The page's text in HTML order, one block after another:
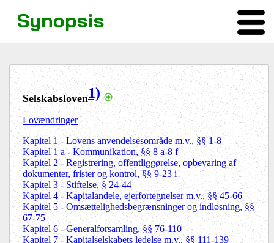
Selskabsloven1)
Lovændringer
Kapitel 1 - Lovens anvendelsesområde m.v., §§ 1-8
Kapitel 1 a - Kommunikation, §§ 8 a-8 f
Kapitel 2 - Registrering, offentliggørelse, opbevaring af
dokumenter, frister og kontrol, §§ 9-23 i
Kapitel 3 - Stiftelse, § 24-44
Kapitel 4 - Kapitalandele, ejerfortegnelser m.v., §§ 45-66
Kapitel 5 - Omsættelighedsbegrænsninger og indløsning, §§
67-75
Kapitel 6 - Generalforsamling, §§ 76-110
Kapitel 7 - Kapitalselskabets ledelse m.v., §§ 111-139
Synopsis